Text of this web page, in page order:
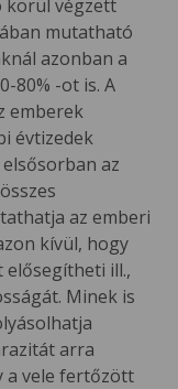
körül végzett
mutatható
azonban a
80% -ot is. A
emberek
évtizedek
az
az emberi
kívül, hogy
elősegítheti ill.,
Minek is
arra
a vele fertőzött